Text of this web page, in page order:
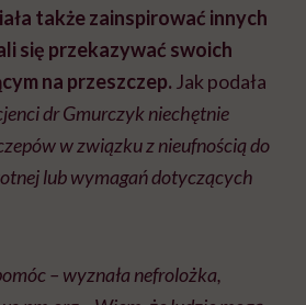
także zainspirować innych
się przekazywać swoich
na przeszczep. Jak podała
dr Gmurczyk niechętnie
w związku z nieufnością do
lub wymagań dotyczących
– wyznała nefrolożka,